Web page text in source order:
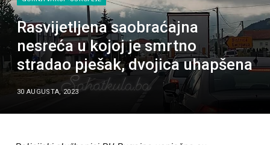
Rasvijetljena saobraćajna
nesreća u kojoj je smrtno
stradao pješak, dvojica uhapšena
30 AUGUSTA, 2023